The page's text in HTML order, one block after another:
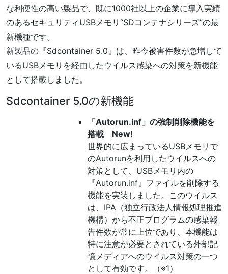
な利便性の高い製品で、既に1000社以上の企業に導入実績
のあるセキュリティUSBメモリ“SDコンテナシリーズ”の最
新機種です。
新製品の『Sdcontainer 5.0』は、昨今被害件数が急増して
いるUSBメモリを経由したウイルス感染への対策を新機能
として搭載しました。
Sdcontainer 5.0の新機能
「Autorun.inf」の強制削除機能を
搭載 New!
世界的に広まっているUSBメモリで
のAutorunを利用したウイルスへの
対策として、USBメモリ内の
『Autorun.inf』ファイルを削除する
機能を実装しました。このウイルス
は、IPA（独立行政法人情報処理推進
機構）から不正プログラムの感染報
告件数が常に上位であり、本機能は
特に注意が必要とされている外部記
憶メディアへのウイルス対策の一つ
として有効です。（※1）